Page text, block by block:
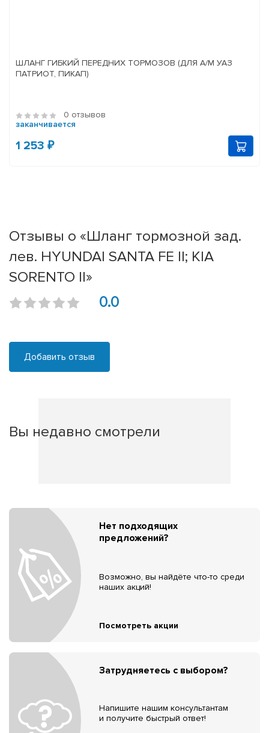
ШЛАНГ ГИБКИЙ ПЕРЕДНИХ ТОРМОЗОВ (ДЛЯ А/М УАЗ
ПАТРИОТ, ПИКАП)
0 отзывов
заканчивается
1 253 ₽
Отзывы о «Шланг тормозной зад.
лев. HYUNDAI SANTA FE II; KIA
SORENTO II»
0.0
Добавить отзыв
Вы недавно смотрели
Нет подходящих
предложений?
Возможно, вы найдёте что-то среди
наших акций!
Посмотреть акции
Затрудняетесь с выбором?
Напишите нашим консультантам
и получите быстрый ответ!